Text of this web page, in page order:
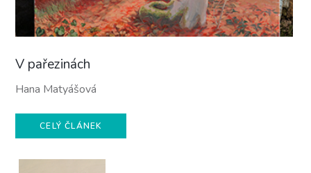
V pařezinách
Hana Matyášová
CELÝ ČLÁNEK